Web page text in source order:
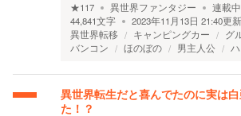
★117 異世界ファンタジー 連載中
44,841文字 2023年11月13日 21:40更新
異世界転移
キャンピングカー グ
バンコン
ほのぼの 男主人公
異世界転生だと喜んでたのに実は
た！？